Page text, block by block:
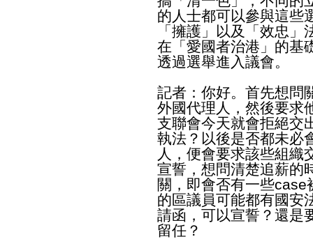
的人士都可以參與這些
「擁護」以及「效忠
在「愛國者治港」的基
透過選舉進入議會。
記者：你好。首先想問
外國代理人，然後要求
支聯會今天就會拒絕交
執法？以後是否都未必
人，便會要求該些組織
宣誓，想問清楚追薪的
關，即會否有一些
的區議員可能都有國安
請函，可以宣誓？還是
留任？